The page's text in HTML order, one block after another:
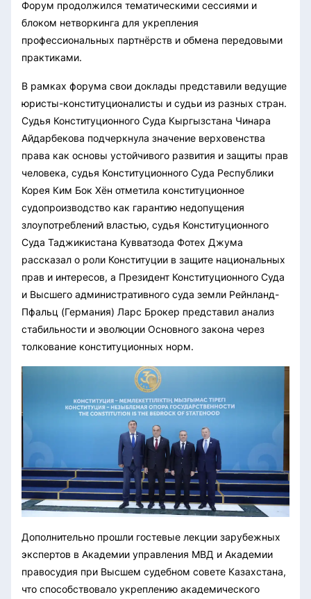
Форум продолжился тематическими сессиями и
блоком нетворкинга для укрепления
профессиональных партнёрств и обмена передовыми
практиками.
В рамках форума свои доклады представили ведущие
юристы-конституционалисты и судьи из разных стран.
Судья Конституционного Суда Кыргызстана Чинара
Айдарбекова подчеркнула значение верховенства
права как основы устойчивого развития и защиты прав
человека, судья Конституционного Суда Республики
Корея Ким Бок Хён отметила конституционное
судопроизводство как гарантию недопущения
злоупотреблений властью, судья Конституционного
Суда Таджикистана Кувватзода Фотех Джума
рассказал о роли Конституции в защите национальных
прав и интересов, а Президент Конституционного Суда
и Высшего административного суда земли Рейнланд-
Пфальц (Германия) Ларс Брокер представил анализ
стабильности и эволюции Основного закона через
толкование конституционных норм.
Дополнительно прошли гостевые лекции зарубежных
экспертов в Академии управления МВД и Академии
правосудия при Высшем судебном совете Казахстана,
что способствовало укреплению академического